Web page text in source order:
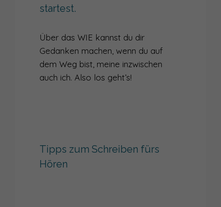
startest.
Über das WIE kannst du dir
Gedanken machen, wenn du auf
dem Weg bist, meine inzwischen
auch ich. Also los geht’s!
Tipps zum Schreiben fürs
Hören